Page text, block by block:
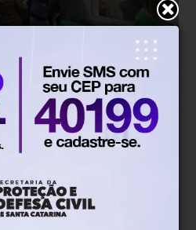
nas linhas de trens
de greve para acompanhar